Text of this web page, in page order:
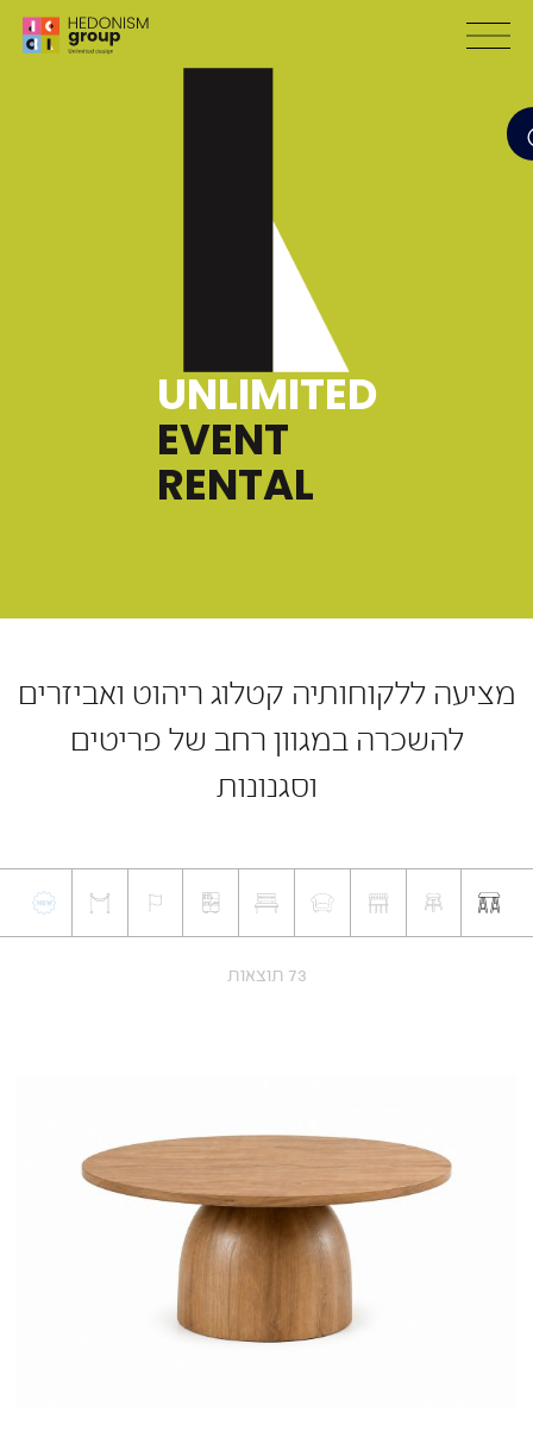
UNLIMITED
EVENT
RENTAL
מציעה ללקוחותיה קטלוג ריהוט ואביזרים
להשכרה במגוון רחב של פריטים
וסגנונות
73 תוצאות